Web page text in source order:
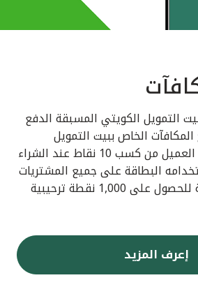
التمويل الكويتي المسبقة الدفع
الخاص ببيت التمويل
الكويتي حيث يتمكن العميل من كسب 10 نقاط عند الشراء
استخدامه البطاقة على جميع المشتريات
محلياً ودولياً بالاضافة للحصول على 1,000 نقطة ترحيبية
إعرف المزيد